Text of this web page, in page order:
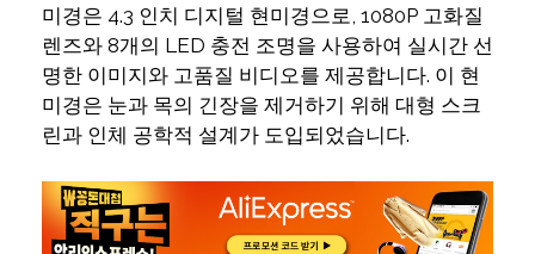
미경은 4.3 인치 디지털 현미경으로, 1080P 고화질
렌즈와 8개의 LED 충전 조명을 사용하여 실시간 선
명한 이미지와 고품질 비디오를 제공합니다. 이 현
미경은 눈과 목의 긴장을 제거하기 위해 대형 스크
린과 인체 공학적 설계가 도입되었습니다.